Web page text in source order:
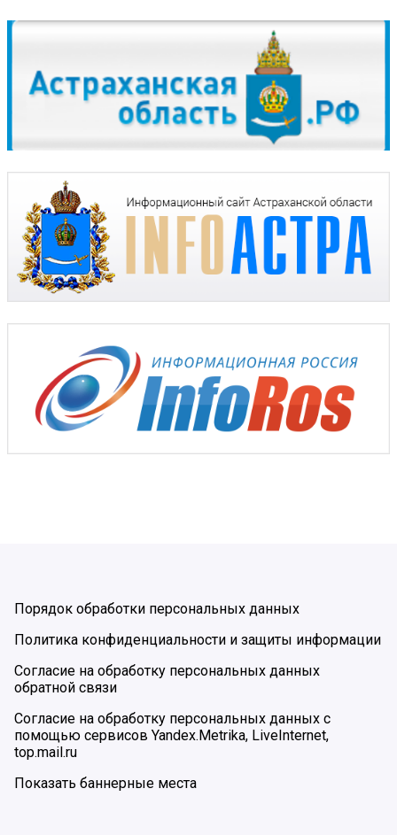
Порядок обработки персональных данных
Политика конфиденциальности и защиты информации
Согласие на обработку персональных данных
обратной связи
Согласие на обработку персональных данных с
помощью сервисов Yandex.Metrika, LiveInternet,
top.mail.ru
Показать баннерные места